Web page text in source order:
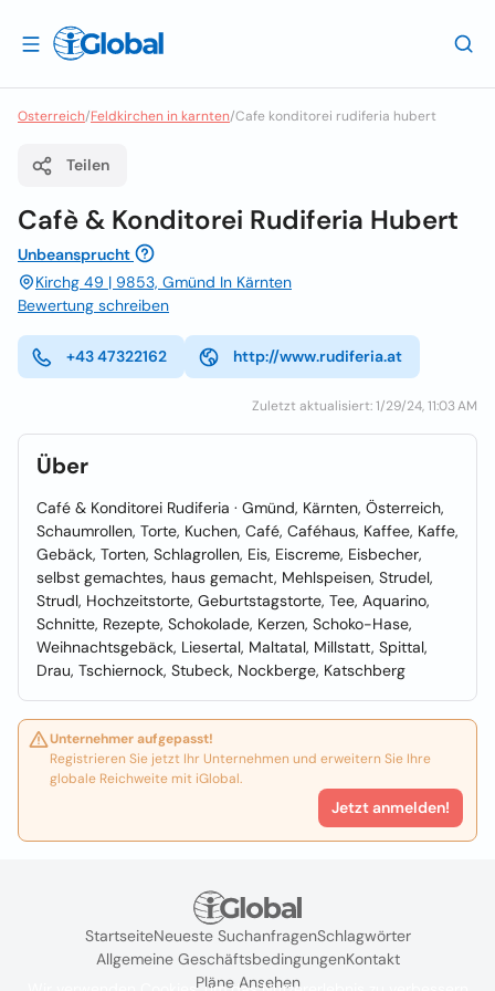
Osterreich/Feldkirchen in karnten/Cafe konditorei rudiferia hubert
Teilen
Cafè & Konditorei Rudiferia Hubert
Unbeansprucht
Kirchg 49 | 9853, Gmünd In Kärnten
Bewertung schreiben
+43 47322162 http://www.rudiferia.at
Zuletzt aktualisiert: 1/29/24, 11:03 AM
Über
Café & Konditorei Rudiferia · Gmünd, Kärnten, Österreich,
Schaumrollen, Torte, Kuchen, Café, Caféhaus, Kaffee, Kaffe,
Gebäck, Torten, Schlagrollen, Eis, Eiscreme, Eisbecher,
selbst gemachtes, haus gemacht, Mehlspeisen, Strudel,
Strudl, Hochzeitstorte, Geburtstagstorte, Tee, Aquarino,
Schnitte, Rezepte, Schokolade, Kerzen, Schoko-Hase,
Weihnachtsgebäck, Liesertal, Maltatal, Millstatt, Spittal,
Drau, Tschiernock, Stubeck, Nockberge, Katschberg
Unternehmer aufgepasst!
Registrieren Sie jetzt Ihr Unternehmen und erweitern Sie Ihre
globale Reichweite mit iGlobal.
Jetzt anmelden!
StartseiteNeueste SuchanfragenSchlagwörter
Allgemeine GeschäftsbedingungenKontakt
Pläne Ansehen